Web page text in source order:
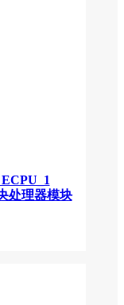
处理器模块